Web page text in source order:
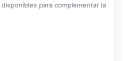
para complementar la